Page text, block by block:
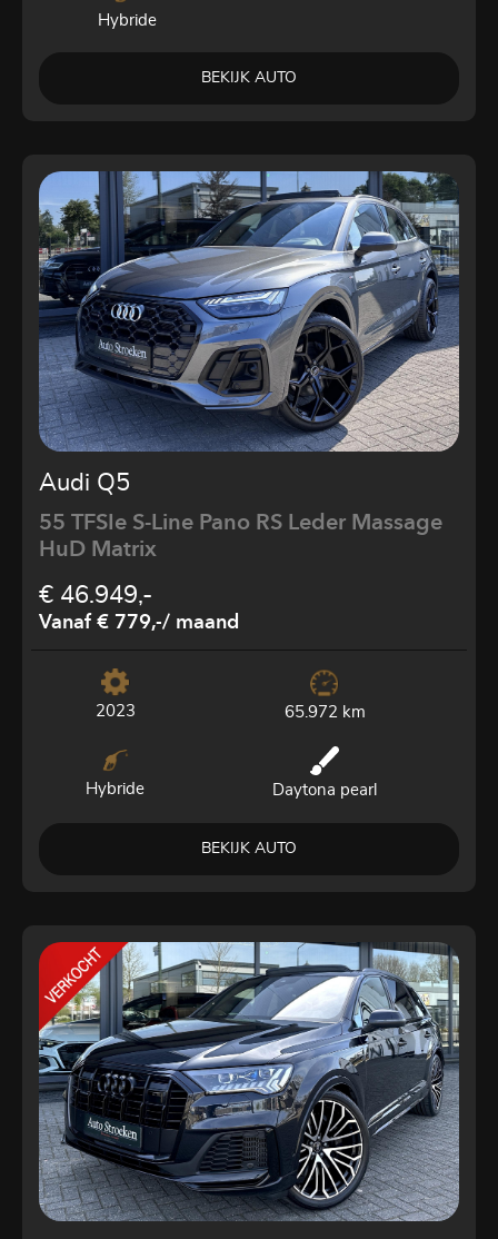
Hybride
BEKIJK AUTO
Audi Q5
55 TFSIe S-Line Pano RS Leder Massage
HuD Matrix
€ 46.949,-
Vanaf € 779,-/ maand
2023 65.972 km
Hybride Daytona pearl
BEKIJK AUTO